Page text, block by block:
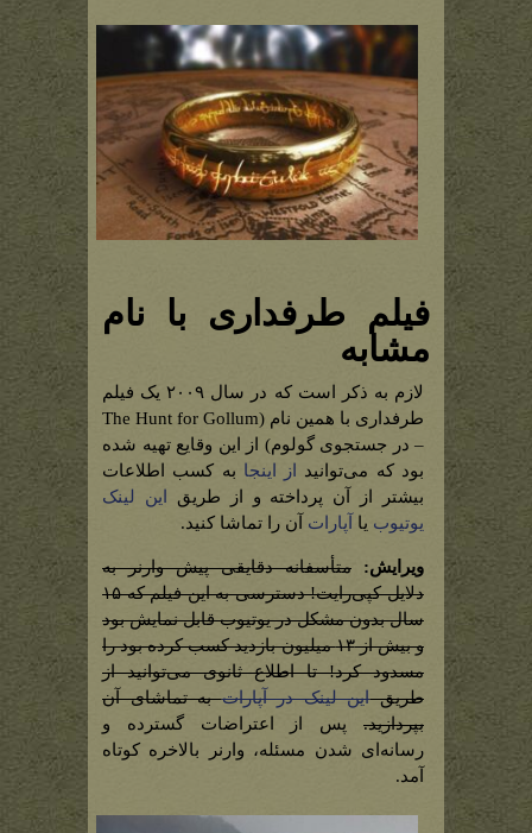
فیلم طرفداری با نام
مشابه
لازم به ذکر است که در سال ۲۰۰۹ یک فیلم
طرفداری با همین نام (The Hunt for Gollum
– در جستجوی گولوم) از این وقایع تهیه شده
بود که می‌توانید از اینجا به کسب اطلاعات
بیشتر از آن پرداخته و از طریق این لینک
یوتیوب یا آپارات آن را تماشا کنید.
ویرایش:
متأسفانه دقایقی پیش وارنر به
دلایل کپی‌رایت! دسترسی به این فیلم که ۱۵
سال بدون مشکل در یوتیوب قابل نمایش بود
و بیش از ۱۳ میلیون بازدید کسب کرده بود را
مسدود کرد! تا اطلاع ثانوی می‌توانید از
طریقاین لینک در آپاراتبه تماشای آن
بپردازید. پس از اعتراضات گسترده و
رسانه‌ای شدن مسئله، وارنر بالاخره کوتاه
آمد.